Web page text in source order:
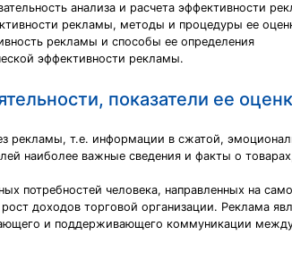
анализа и расчета эффективности
рекламы, методы и процедуры ее
рекламы и способы ее определения
эффективности рекламы.
показатели ее
рекламы, т.е. информации в сжатой,
наиболее важные сведения и факты о
потребностей человека, направленных на
доходов торговой организации. Реклама
и поддерживающего коммуникации